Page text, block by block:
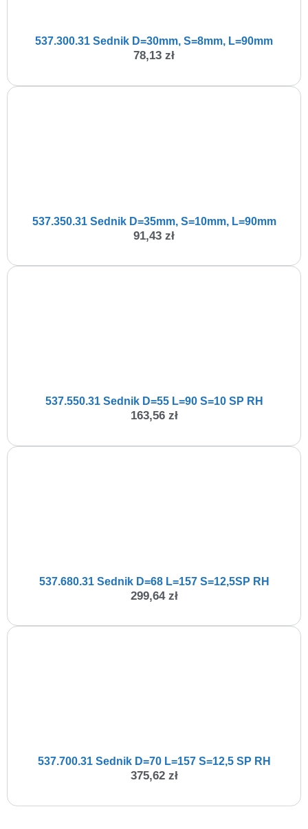
537.300.31 Sednik D=30mm, S=8mm, L=90mm
78,13 zł
537.350.31 Sednik D=35mm, S=10mm, L=90mm
91,43 zł
537.550.31 Sednik D=55 L=90 S=10 SP RH
163,56 zł
537.680.31 Sednik D=68 L=157 S=12,5SP RH
299,64 zł
537.700.31 Sednik D=70 L=157 S=12,5 SP RH
375,62 zł